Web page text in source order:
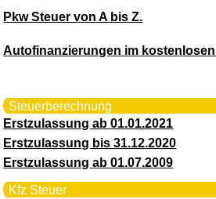
Pkw Steuer von A bis Z.
Autofinanzierungen im
Steuerberechnung
Erstzulassung ab 01.01.2021
Erstzulassung bis 31.12.2020
Erstzulassung ab 01.07.2009
Kfz Steuer